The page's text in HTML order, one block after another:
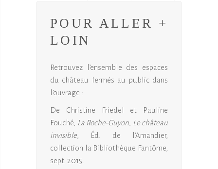
POUR ALLER +
LOIN
Retrouvez l’ensemble des espaces
du château fermés au public dans
l’ouvrage :
De Christine Friedel et Pauline
Fouché, La Roche-Guyon, Le château
invisible, Éd. de l’Amandier,
collection la Bibliothèque Fantôme,
sept. 2015.